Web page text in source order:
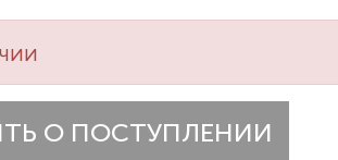
О ПОСТУПЛЕНИИ